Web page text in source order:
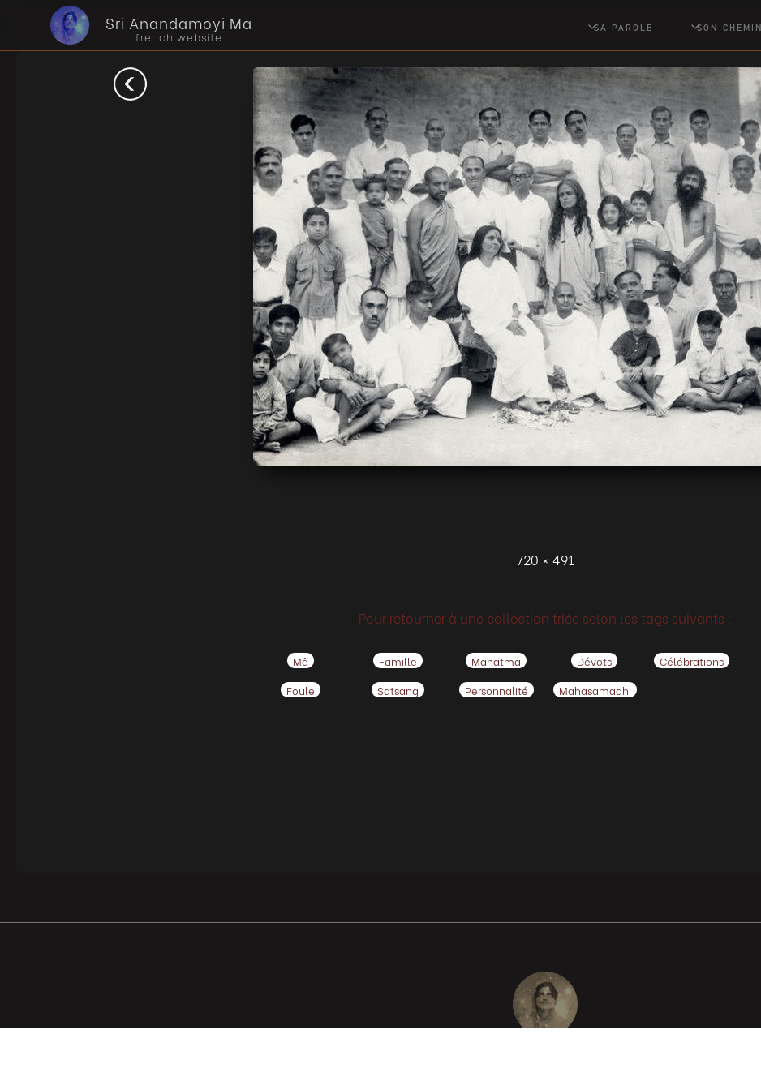
Sri Anandamoyi Ma
french website SA PAROLE SON CHEMIN
720 × 491
Pour retourner à une collection triée selon les tags suivants :
Mâ Famille Mahatma Dévots Célébrations
Foule
Satsang Personnalité Mahasamadhi